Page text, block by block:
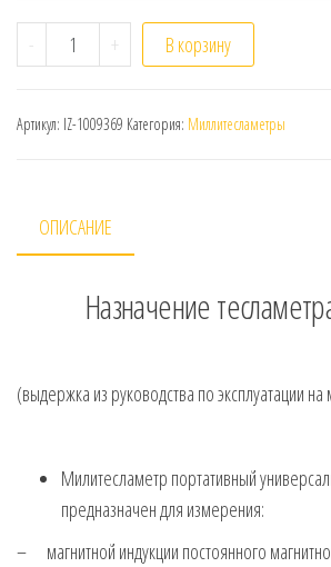
- Количество
+ В корзину
Артикул: IZ-1009369 Категория: Миллитесламетры
ОПИСАНИЕ
Назначение
(выдержка из руководства по эксплуатации
Милитесламетр портативный
предназначен для измерения:
– магнитной индукции постоянного